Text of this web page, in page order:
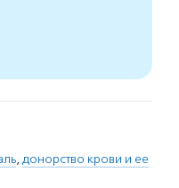
, донорство крови и ее